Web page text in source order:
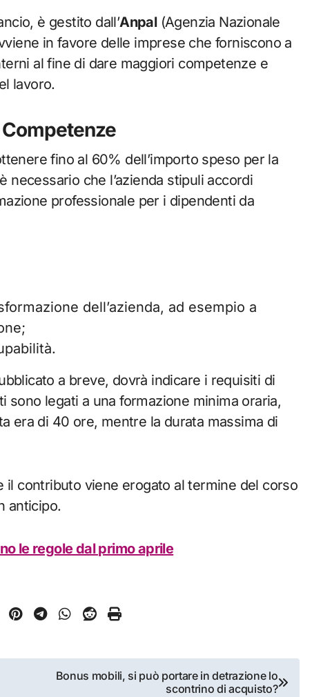
è gestito dall’Anpal(Agenzia Nazionale
in favore delle imprese che forniscono a
al fine di dare maggiori competenze e
lavoro.
fino al 60% dell’importo speso per la
che l’azienda stipuli accordi
professionale per i dipendenti da
dell’azienda, ad esempio a
a breve, dovrà indicare i requisiti di
sono legati a una formazione minima oraria,
era di 40 ore, mentre la durata massima di
contributo viene erogato al termine del corso
anticipo.
le regole dal primo aprile
Bonus mobili, si può portare in detrazione lo
scontrino di acquisto?